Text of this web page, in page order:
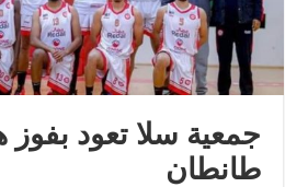
جمعية سلا تعود بفوز
طانطان